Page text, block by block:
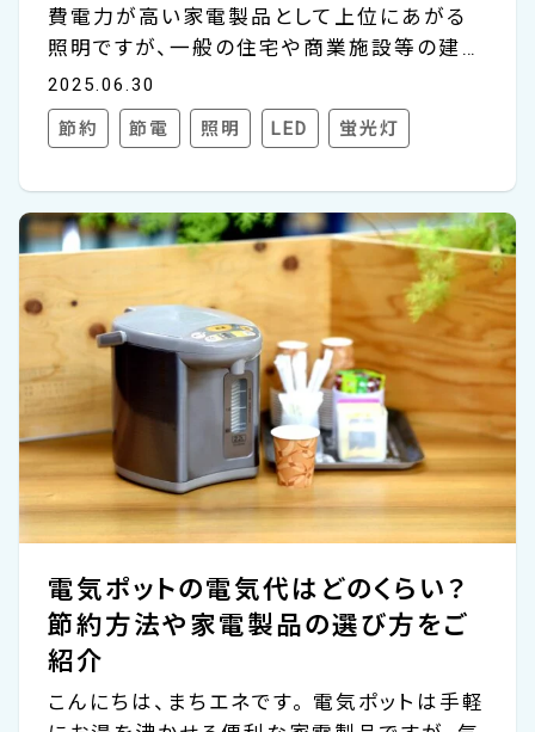
費電力が高い家電製品として上位にあがる
照明ですが、一般の住宅や商業施設等の建物
に使用される一般照明用の蛍光灯は、2027
年末までに製造終了することが政府より発表
されていることをご存知でしょうか。 これにと
造禁止）後は、お使いの蛍光灯がつかなくな
った時にLED照明に交換する必要があります
ので、いまのうちに切替えを検討できると安
心です。 今回は、蛍光灯とLED照明の仕組
み・特徴から、電気代やランニングコストの比
較、さらに導入時のポイントまでをわかりやす
く解説します。効率的で...
2025.06.30
節約 節電 照明 LED 蛍光灯
電気ポットの電気代はどのくらい？
節約方法や家電製品の選び方をご
紹介
こんにちは、まちエネです。 電気ポットは手軽